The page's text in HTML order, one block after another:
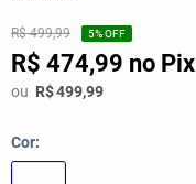
R$ 499,99 5% OFF
R$ 474,99 no Pix
ou R$499,99
Cor